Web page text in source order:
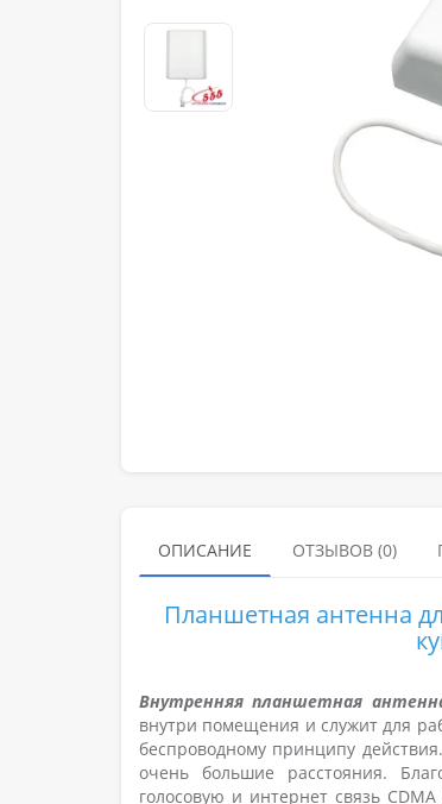
ОПИСАНИЕ ОТЗЫВОВ (0)
Планшетная антенна
Внутренняя планшетная
внутри помещения и служит для
беспроводному принципу
очень большие расстояния.
голосовую и интернет связь